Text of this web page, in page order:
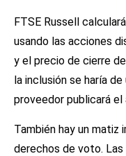
FTSE Russell
usando las acciones
y el precio de cierre
la inclusión se haría
proveedor publicará
También hay un
derechos de voto.